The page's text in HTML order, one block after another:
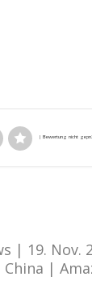
| 19. Nov.
China |